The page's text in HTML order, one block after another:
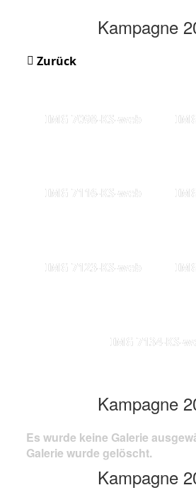
Kampagne
Zurück
IMG 7098-KS-web
IMG 7116-KS-web
IMG 7123-KS-web
IMG 7134-KS-
Kampagne
Es wurde keine Galerie
Galerie wurde gelöscht.
Kampagne